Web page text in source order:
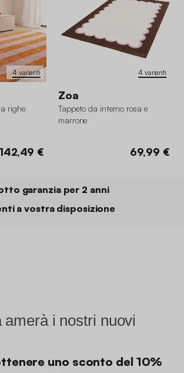
4 varianti
righe
142,49 €
4 varianti
Zoa
Tappeto da interno rosa e
marrone
69,99 €
garanzia per 2 anni
a vostra disposizione
amerà i nostri nuovi
uno sconto del 10%